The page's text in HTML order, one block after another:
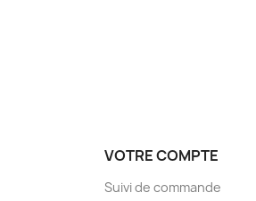
VOTRE COMPTE
Suivi de commande